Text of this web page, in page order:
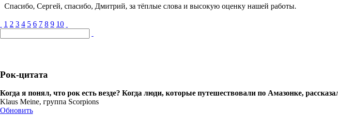
Спасибо, Сергей, спасибо, Дмитрий, за тёплые слова и высокую оценку нашей работы.
1 2 3 4 5 6 7 8 9 10
Рок-цитата
Когда я понял, что рок есть везде? Когда люди, которые путешествовали по Амазонке,
Klaus Meine, группа Scorpions
Обновить